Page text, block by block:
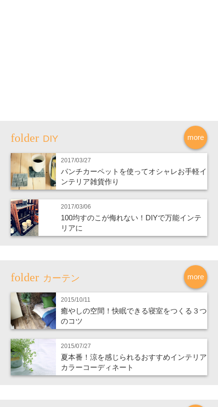
more
DIY
2017/03/27
パンチカーペットを使ってオシャレお手軽イ
ンテリア雑貨作り
2017/03/06
100均すのこが侮れない！DIYで万能インテ
リアに
more
カーテン
2015/10/11
癒やしの空間！快眠できる寝室をつくる３つ
のコツ
2015/07/27
夏本番！涼を感じられるおすすめインテリア
カラーコーディネート